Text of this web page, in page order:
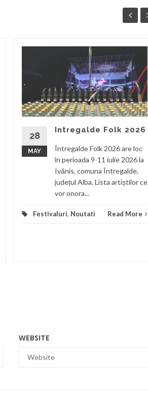
28
MAY
Intregalde Folk 2026
Întregalde Folk 2026 are loc
în perioada 9-11 iulie 2026 la
Ivănis, comuna Întregalde,
județul Alba. Lista artiștilor ce
vor onora...
Festivaluri, Noutati Read More
WEBSITE